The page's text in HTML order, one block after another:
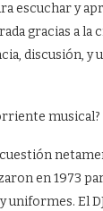
escuchar y
gracias a la
discusión, y
en 1973
El